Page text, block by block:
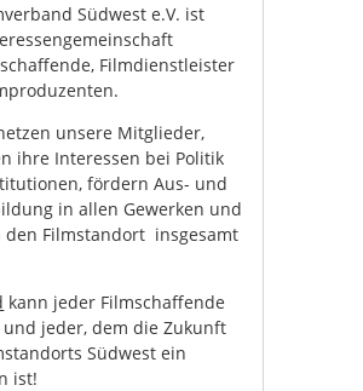
Südwest e.V. ist
Filmdienstleister
unsere Mitglieder,
ihre Interessen bei Politik
fördern Aus- und
in allen Gewerken und
den Filmstandort insgesamt
kann jeder Filmschaffende
jeder, dem die Zukunft
Südwest ein
ist!